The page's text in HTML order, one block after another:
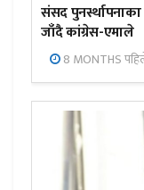
संसद
जाँदै कांग्रेस-एमाले
8 MONTHS